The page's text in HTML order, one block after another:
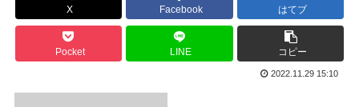
【画像】広島市長のスピーチを聞いてる時の高市早苗の顔ww...
【雑誌】かつて650万部を誇った「週刊少年ジャンプ」、発...
かのかりとかいう誰が見てるのか謎の漫画www
X Facebook はてブ
Pocket LINE コピー
2022.11.29 15:10